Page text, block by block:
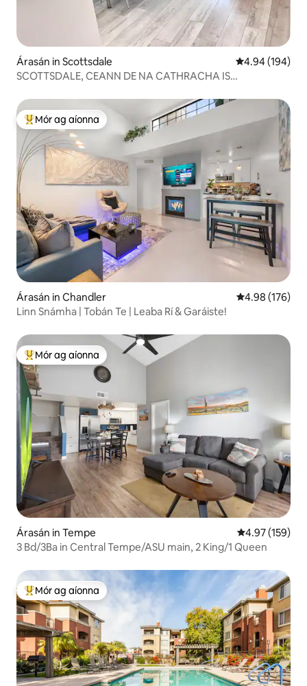
Árasán in Scottsdale Meánrátáil
4.94 (194)
SCOTTSDALE, CEANN DE NA CATHRACHA IS
An-mhór ag aíonna
Mór ag aíonna
Árasán in Chandler Meánrátáil
4.98 (176)
Linn Snámha | Tobán Te | Leaba Rí & Garáiste!
An-mhór ag aíonna
Mór ag aíonna
Árasán in Tempe Meánrátáil
4.97 (159)
3 Bd/3Ba in Central Tempe/ASU main, 2 King/1 Queen
An-mhór ag aíonna
Mór ag aíonna